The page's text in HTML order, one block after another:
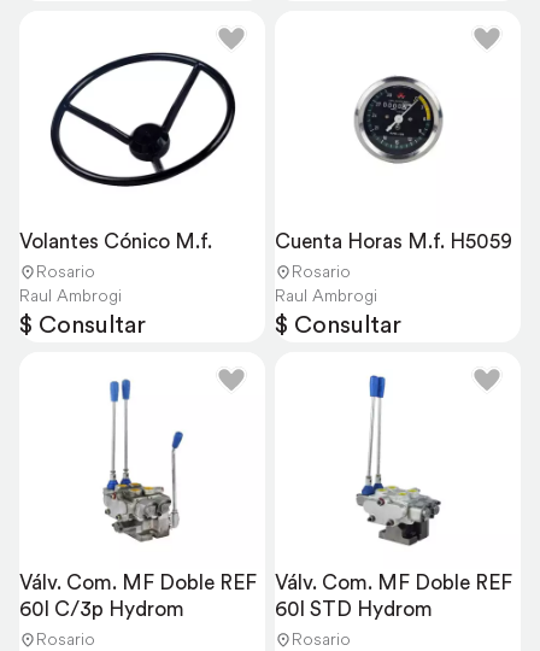
Volantes Cónico M.f.
Rosario
Raul Ambrogi
$ Consultar
Cuenta Horas M.f. H5059
Rosario
Raul Ambrogi
$ Consultar
Válv. Com. MF Doble REF
60l C/3p Hydrom
Rosario
Válv. Com. MF Doble REF
60l STD Hydrom
Rosario